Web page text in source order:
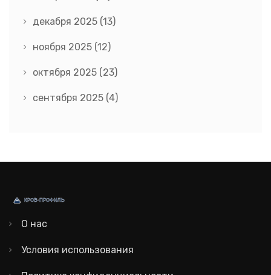
декабря 2025 (13)
ноября 2025 (12)
октября 2025 (23)
сентября 2025 (4)
О нас
Условия использования